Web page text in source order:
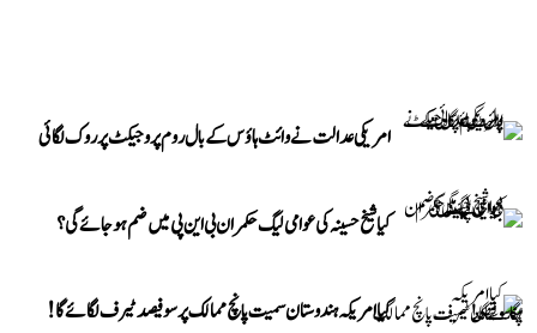
امریکی عدالت نے وائٹ ہاؤس کے بال روم پروجیکٹ پر روک لگائی
کیا شیخ حسینہ کی عوامی لیگ حکمران بی این پی میں ضم ہو جائے گی؟
کیا امریکہ ہندوستان سمیت پانچ ممالک پر سو فیصد ٹیرف لگائے گا!